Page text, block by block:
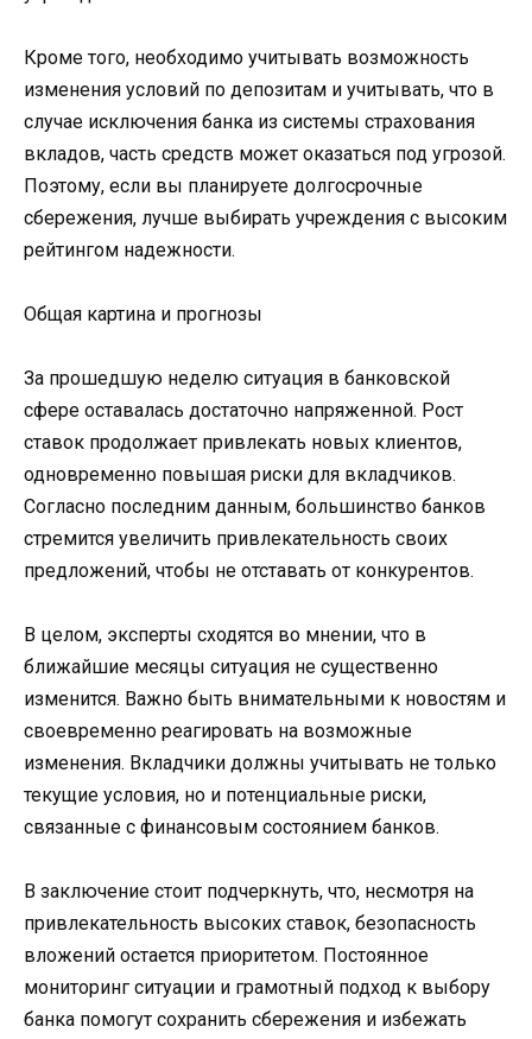
Кроме того, необходимо учитывать возможность
изменения условий по депозитам и учитывать, что в
случае исключения банка из системы страхования
вкладов, часть средств может оказаться под угрозой.
Поэтому, если вы планируете долгосрочные
сбережения, лучше выбирать учреждения с высоким
рейтингом надежности.
Общая картина и прогнозы
За прошедшую неделю ситуация в банковской
сфере оставалась достаточно напряженной. Рост
ставок продолжает привлекать новых клиентов,
одновременно повышая риски для вкладчиков.
Согласно последним данным, большинство банков
стремится увеличить привлекательность своих
предложений, чтобы не отставать от конкурентов.
В целом, эксперты сходятся во мнении, что в
ближайшие месяцы ситуация не существенно
изменится. Важно быть внимательными к новостям и
своевременно реагировать на возможные
изменения. Вкладчики должны учитывать не только
текущие условия, но и потенциальные риски,
связанные с финансовым состоянием банков.
В заключение стоит подчеркнуть, что, несмотря на
привлекательность высоких ставок, безопасность
вложений остается приоритетом. Постоянное
мониторинг ситуации и грамотный подход к выбору
банка помогут сохранить сбережения и избежать